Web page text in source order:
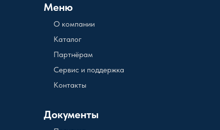
Меню
О компании
Документы
Каталог
Партнёрам
Сервис и поддержка
Контакты